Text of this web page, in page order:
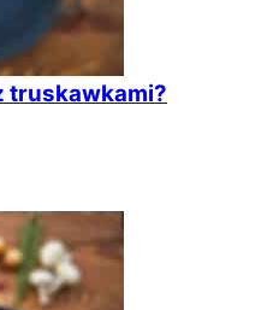
truskawkami?